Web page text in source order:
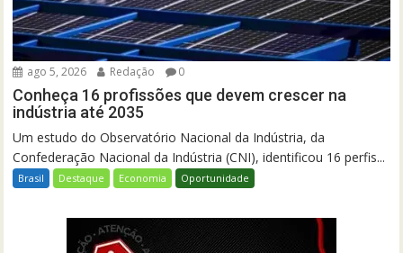
ago 5, 2026 Redação 0
Conheça 16 profissões que devem crescer na
indústria até 2035
Um estudo do Observatório Nacional da Indústria, da
Confederação Nacional da Indústria (CNI), identificou 16 perfis...
Brasil Destaque Economia Oportunidade